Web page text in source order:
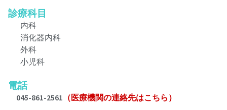
診療科目
内科
消化器内科
外科
小児科
電話
045-861-2561 （医療機関の連絡先はこちら）